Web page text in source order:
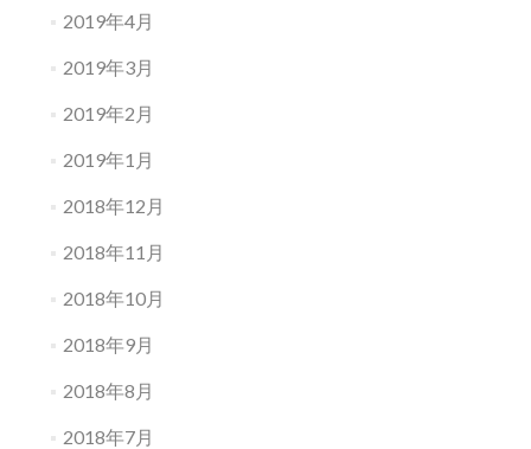
2019年4月
2019年3月
2019年2月
2019年1月
2018年12月
2018年11月
2018年10月
2018年9月
2018年8月
2018年7月